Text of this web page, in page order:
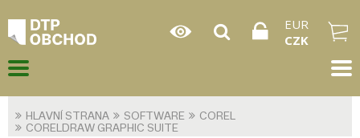
EUR
CZK
HLAVNÍ STRANA SOFTWARE
COREL
CORELDRAW GRAPHIC SUITE